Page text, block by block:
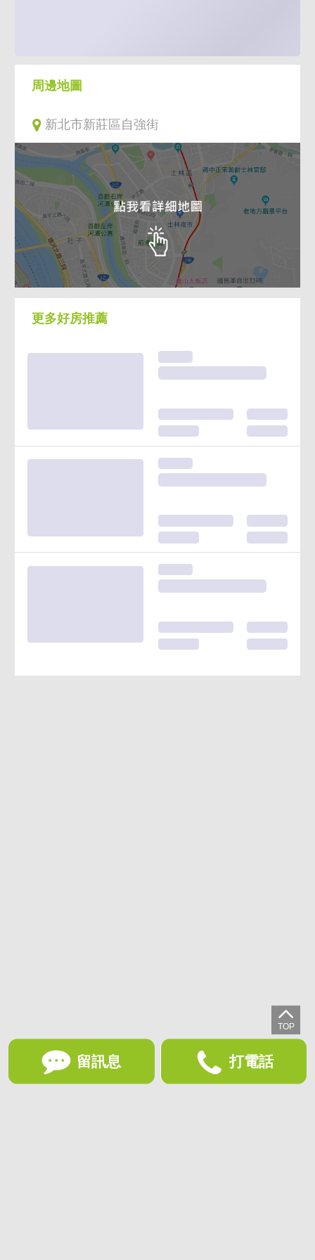
周邊地圖
新北市新莊區自強街
更多好房推薦
留訊息 打電話